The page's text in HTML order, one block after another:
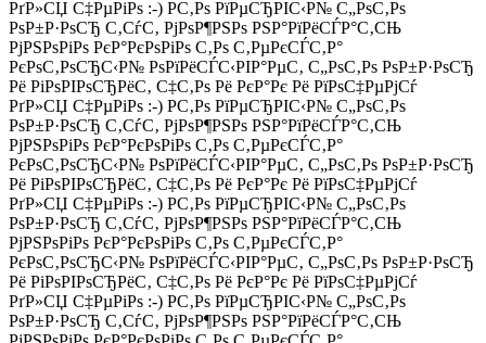
РґР»СЏ С‡РµРіРѕ :-) Р­С‚Рѕ РїРµСЂРІС‹Р№ С„РѕС‚Рѕ
РѕР±Р·РѕСЂ С‚СѓС‚ РјРѕР¶РЅРѕ РЅР°РїРёСЃР°С‚СЊ
РјРЅРѕРіРѕ РєР°РєРѕРіРѕ С‚Рѕ С‚РµРєСЃС‚Р°
РєРѕС‚РѕСЂС‹Р№ РѕРїРёСЃС‹РІР°РµС‚ С„РѕС‚Рѕ РѕР±Р·РѕСЂ
Рё РіРѕРІРѕСЂРёС‚ С‡С‚Рѕ Рё РєР°Рє Рё РїРѕС‡РµРјСѓ
РґР»СЏ С‡РµРіРѕ :-) Р­С‚Рѕ РїРµСЂРІС‹Р№ С„РѕС‚Рѕ
РѕР±Р·РѕСЂ С‚СѓС‚ РјРѕР¶РЅРѕ РЅР°РїРёСЃР°С‚СЊ
РјРЅРѕРіРѕ РєР°РєРѕРіРѕ С‚Рѕ С‚РµРєСЃС‚Р°
РєРѕС‚РѕСЂС‹Р№ РѕРїРёСЃС‹РІР°РµС‚ С„РѕС‚Рѕ РѕР±Р·РѕСЂ
Рё РіРѕРІРѕСЂРёС‚ С‡С‚Рѕ Рё РєР°Рє Рё РїРѕС‡РµРјСѓ
РґР»СЏ С‡РµРіРѕ :-) Р­С‚Рѕ РїРµСЂРІС‹Р№ С„РѕС‚Рѕ
РѕР±Р·РѕСЂ С‚СѓС‚ РјРѕР¶РЅРѕ РЅР°РїРёСЃР°С‚СЊ
РјРЅРѕРіРѕ РєР°РєРѕРіРѕ С‚Рѕ С‚РµРєСЃС‚Р°
РєРѕС‚РѕСЂС‹Р№ РѕРїРёСЃС‹РІР°РµС‚ С„РѕС‚Рѕ РѕР±Р·РѕСЂ
Рё РіРѕРІРѕСЂРёС‚ С‡С‚Рѕ Рё РєР°Рє Рё РїРѕС‡РµРјСѓ
РґР»СЏ С‡РµРіРѕ :-) Р­С‚Рѕ РїРµСЂРІС‹Р№ С„РѕС‚Рѕ
РѕР±Р·РѕСЂ С‚СѓС‚ РјРѕР¶РЅРѕ РЅР°РїРёСЃР°С‚СЊ